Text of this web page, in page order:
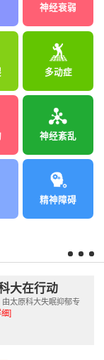
神经衰弱
多动症
神经紊乱
精神障碍
大在行动
太原科大失眠抑郁专
]